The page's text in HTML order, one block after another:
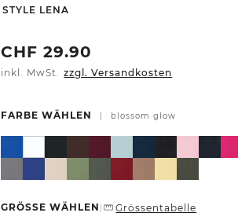
-
STYLE LENA
CHF 29.90
inkl. MwSt. zzgl. Versandkosten
FARBE WÄHLEN | blossom glow
GRÖSSE WÄHLEN | Grössentabelle